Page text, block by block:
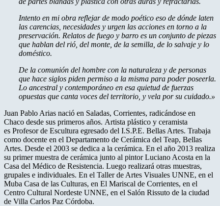
Intento en mi obra reflejar de modo poético eso de dónde laten
las carencias, necesidades y urgen las acciones en torno a la
preservación. Relatos de fuego y barro es un conjunto de piezas
que hablan del rió, del monte, de la semilla, de lo salvaje y lo
doméstico.
De la comunión del hombre con la naturaleza y de personas
que hace siglos piden permiso a la misma para poder poseerla.
Lo ancestral y contemporáneo en esa quietud de fuerzas
opuestas que canta voces del territorio, y vela por su cuidado.»
Juan Pablo Arias nació en Saladas, Corrientes, radicándose en
Chaco desde sus primeros años. Artista plástico y ceramista
es Profesor de Escultura egresado del I.S.P.E. Bellas Artes. Trabaja
como docente en el Departamento de Cerámica del Teap, Bellas
Artes. Desde el 2003 se dedica a la cerámica. En el año 2013 realiza
su primer muestra de cerámica junto al pintor Luciano Acosta en la
Casa del Médico de Resistencia. Luego realizará otras muestras,
grupales e individuales. En el Taller de Artes Visuales UNNE, en el
Muba Casa de las Culturas, en El Mariscal de Corrientes, en el
Centro Cultural Nordeste UNNE, en el Salón Rissuto de la ciudad
de Villa Carlos Paz Córdoba.